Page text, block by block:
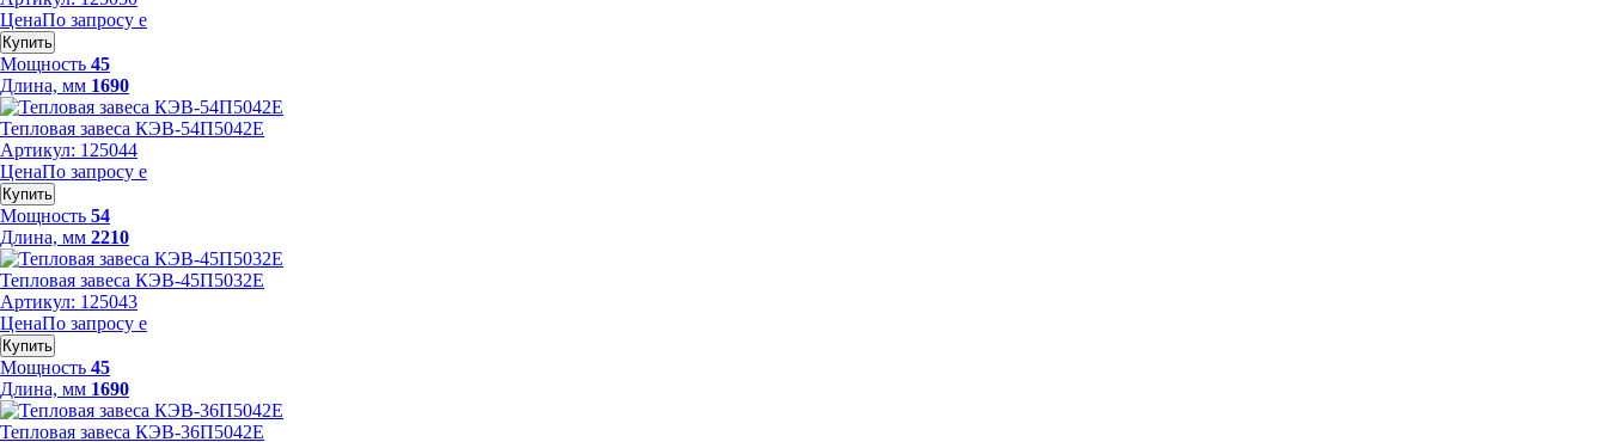
ЦенаПо запросу е
Купить
Мощность 45
Длина, мм 1690
Тепловая завеса КЭВ-54П5042E
Артикул: 125044
ЦенаПо запросу е
Купить
Мощность 54
Длина, мм 2210
Тепловая завеса КЭВ-45П5032E
Артикул: 125043
ЦенаПо запросу е
Купить
Мощность 45
Длина, мм 1690
Тепловая завеса КЭВ-36П5042E